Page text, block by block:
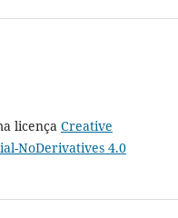
licença Creative
NoDerivatives 4.0